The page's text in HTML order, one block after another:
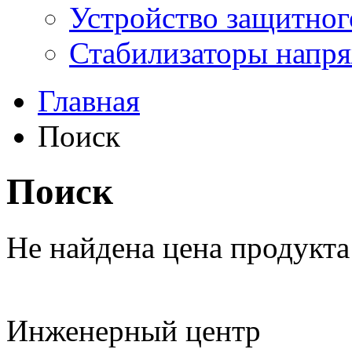
Устройство
Стабилизаторы
Главная
Поиск
Поиск
Не найдена цена продукта
Инженерный центр